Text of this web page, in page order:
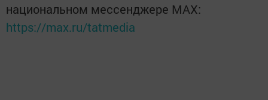
национальном мессенджере MАХ:
https://max.ru/tatmedia